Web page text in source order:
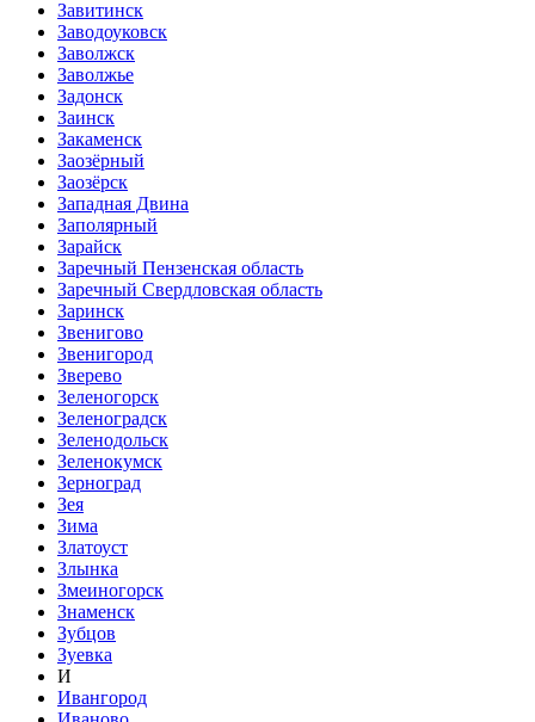
Завитинск
Заводоуковск
Заволжск
Заволжье
Задонск
Заинск
Закаменск
Заозёрный
Заозёрск
Западная Двина
Заполярный
Зарайск
Заречный Пензенская область
Заречный Свердловская область
Заринск
Звенигово
Звенигород
Зверево
Зеленогорск
Зеленоградск
Зеленодольск
Зеленокумск
Зерноград
Зея
Зима
Златоуст
Злынка
Змеиногорск
Знаменск
Зубцов
Зуевка
И
Ивангород